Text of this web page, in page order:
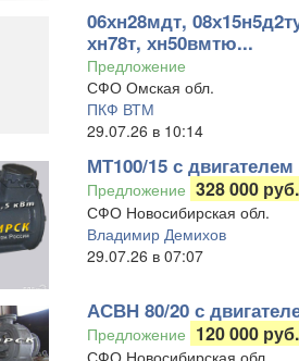
06хн28мдт,
хн78т, хн50вмтю...
Предложение
СФО Омская обл.
ПКФ ВТМ
29.07.26 в 10:14
МТ100/15 с двигателем
Предложение 328 000 руб.
СФО Новосибирская обл.
Владимир Демихов
29.07.26 в 07:07
АСВН 80/20 с
Предложение 120 000 руб.
СФО Новосибирская обл.